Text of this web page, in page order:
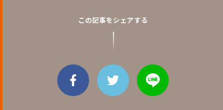
この記事をシェアする